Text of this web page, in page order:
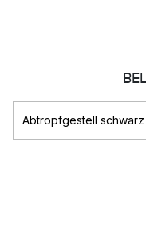
Abtropfgestell schwarz